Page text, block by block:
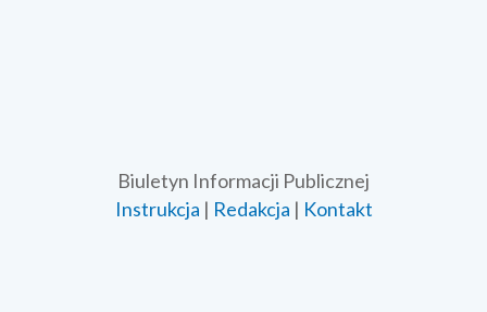
Biuletyn Informacji Publicznej
Instrukcja | Redakcja | Kontakt